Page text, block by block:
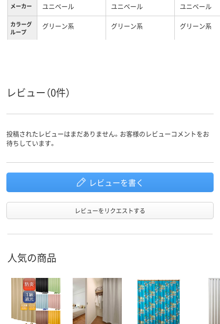
メーカー ユニベール ユニベール ユニベール
カラーグ
ループ
グリーン系 グリーン系 グリーン系
レビュー（0件）
投稿されたレビューはまだありません。お客様のレビューコメントをお
待ちしています。
レビューを書く
レビューをリクエストする
人気の商品